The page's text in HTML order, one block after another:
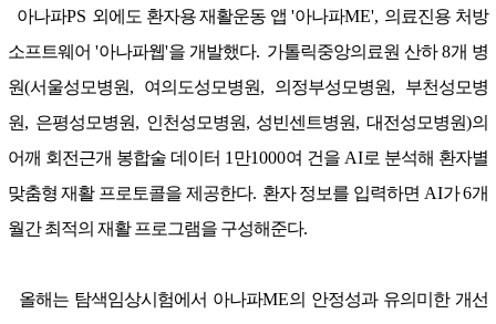
아나파PS 외에도 환자용 재활운동 앱'아나파ME', 의료진용 처방
소프트웨어 '아나파웹'을 개발했다. 가톨릭중앙의료원 산하8개 병
원(서울성모병원, 여의도성모병원, 의정부성모병원, 부천성모병
원, 은평성모병원, 인천성모병원, 성빈센트병원,대전성모병원)의
어깨 회전근개 봉합술 데이터 1 만1000여 건을 AI로 분석해 환자별
맞춤형 재활 프로토콜을 제공한다. 환자 정보를 입력하면 AI가6개
월간 최적의 재활 프로그램을 구성해준다.
올해는 탐색임상시험에서 아나파ME의 안정성과 유의미한 개선